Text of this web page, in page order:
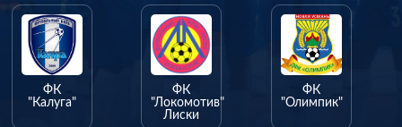
ФК
"Калуга"
ФК
"Локомотив"
Лиски
ФК
"Олимпик"